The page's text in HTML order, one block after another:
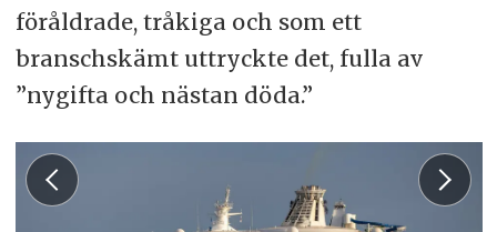
föråldrade, tråkiga och som ett
branschskämt uttryckte det, fulla av
”nygifta och nästan döda.”